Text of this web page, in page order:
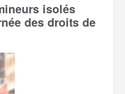
isolés
des droits de